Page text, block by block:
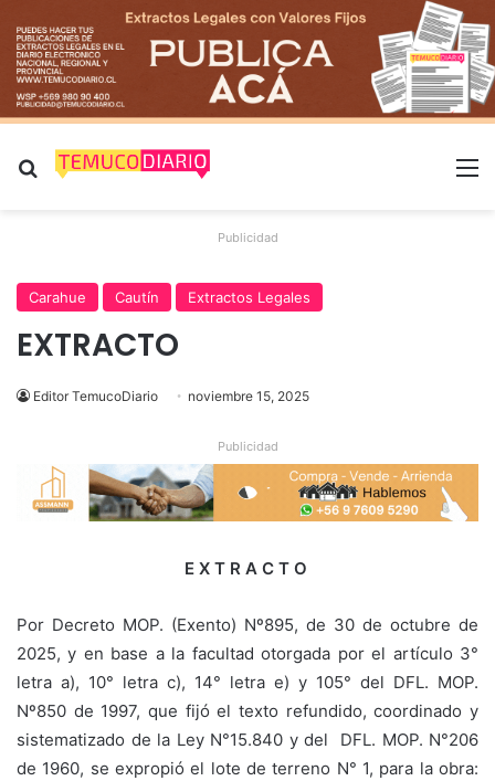
Buscar por
Publicidad
Carahue Cautín Extractos Legales
EXTRACTO
Editor TemucoDiario noviembre 15, 2025
Publicidad
E X T R A C T O
Por Decreto MOP. (Exento) Nº895, de 30 de octubre de
2025, y en base a la facultad otorgada por el artículo 3°
letra a), 10° letra c), 14° letra e) y 105° del DFL. MOP.
Nº850 de 1997, que fijó el texto refundido, coordinado y
sistematizado de la Ley N°15.840 y del DFL. MOP. N°206
de 1960, se expropió el lote de terreno N° 1, para la obra: